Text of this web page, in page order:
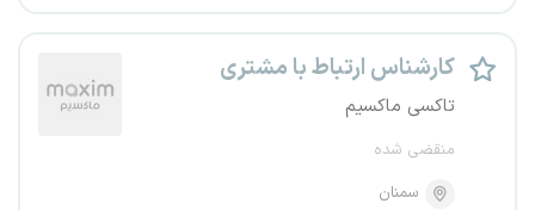
کارشناس ارتباط با مشتری
تاکسی ماکسیم
منقضی شده
سمنان